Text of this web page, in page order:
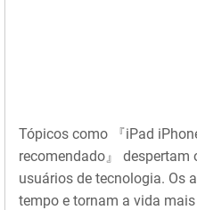
Tópicos como 『iPad
recomendado』 despertam
usuários de tecnologia. Os
tempo e tornam a vida